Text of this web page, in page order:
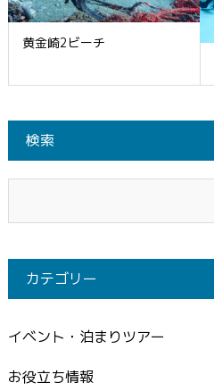
黄金崎2ビーチ
検索
カテゴリー
イベント・泊まりツアー
お役立ち情報